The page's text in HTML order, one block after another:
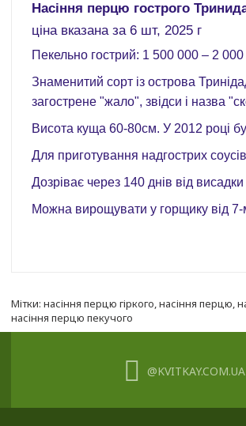
Насіння перцю гострого
ціна вказана за 6 шт, 2025 г
Пекельно гострий: 1 500 000 – 2
Знаменитий сорт із острова
загострене "жало", звідси і назва
Висота куща 60-80см. У 2012 році
Для приготування надгострих
Дозріває через 140 днів від
Можна вирощувати у горщику від 7-
Мітки: насіння перцю гіркого,насіння перцю,
насіння перцю пекучого
@KVITKAY.COM.UA